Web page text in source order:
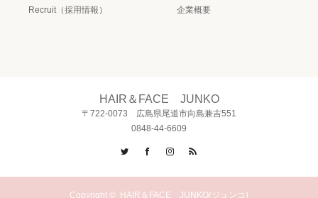
Recruit（採用情報） 企業概要
HAIR＆FACE JUNKO
〒722-0073 広島県尾道市向島兼吉551
0848-44-6609
Twitter
FacebookInstagram
Copyright © HAIR＆FACE JUNKO(ジュンコ)